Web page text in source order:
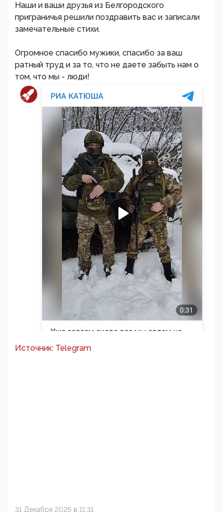
Наши и ваши друзья из Белгородского
приграничья решили поздравить вас и записали
замечательные стихи.
Огромное спасибо мужики, спасибо за ваш
ратный труд и за то, что не даете забыть нам о
том, что мы - люди!
Источник: Telegram
31 Декабря 2025 в 11:31